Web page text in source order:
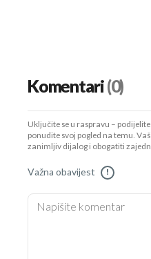
Komentari(0)
Uključite se u raspravu –
ponudite svoj pogled na temu.
zanimljiv dijalog i obogatiti
Važna obavijest !